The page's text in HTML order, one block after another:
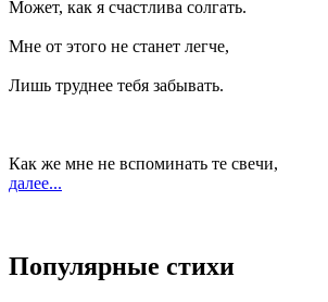
Может, как я счастлива солгать.
Мне от этого не станет легче,
Лишь труднее тебя забывать.
Как же мне не вспоминать те свечи,
далее...
Популярные стихи